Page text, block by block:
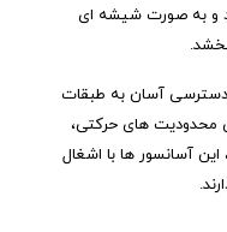
و به‌ صورت شیشه‌ ای
دسترسی آسان به طبقات
محدودیت ‌های حرکتی،
آسانسور ها با اشغال